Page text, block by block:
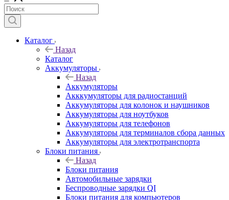
Каталог
Назад
Каталог
Аккумуляторы
Назад
Аккумуляторы
Акккумуляторы для радиостанций
Аккумуляторы для колонок и наушников
Аккумуляторы для ноутбуков
Аккумуляторы для телефонов
Аккумуляторы для терминалов сбора данных
Аккумуляторы для электротранспорта
Блоки питания
Назад
Блоки питания
Автомобильные зарядки
Беспроводные зарядки QI
Блоки питания для компьютеров